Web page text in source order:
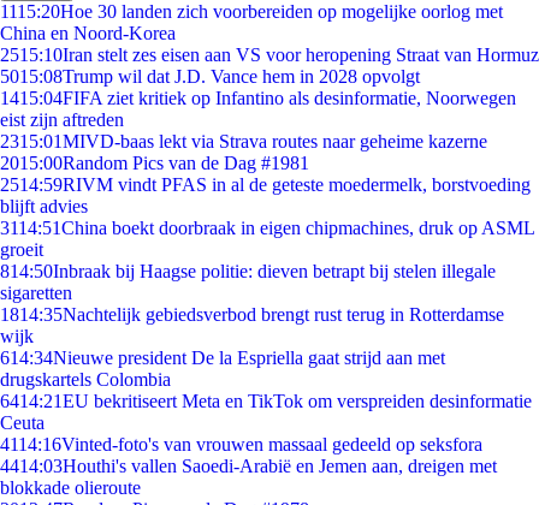
1115:20Hoe 30 landen zich voorbereiden op mogelijke oorlog met
China en Noord-Korea
2515:10Iran stelt zes eisen aan VS voor heropening Straat van Hormuz
5015:08Trump wil dat J.D. Vance hem in 2028 opvolgt
1415:04FIFA ziet kritiek op Infantino als desinformatie, Noorwegen
eist zijn aftreden
2315:01MIVD-baas lekt via Strava routes naar geheime kazerne
2015:00Random Pics van de Dag #1981
2514:59RIVM vindt PFAS in al de geteste moedermelk, borstvoeding
blijft advies
3114:51China boekt doorbraak in eigen chipmachines, druk op ASML
groeit
814:50Inbraak bij Haagse politie: dieven betrapt bij stelen illegale
sigaretten
1814:35Nachtelijk gebiedsverbod brengt rust terug in Rotterdamse
wijk
614:34Nieuwe president De la Espriella gaat strijd aan met
drugskartels Colombia
6414:21EU bekritiseert Meta en TikTok om verspreiden desinformatie
Ceuta
4114:16Vinted-foto's van vrouwen massaal gedeeld op seksfora
4414:03Houthi's vallen Saoedi-Arabië en Jemen aan, dreigen met
blokkade olieroute